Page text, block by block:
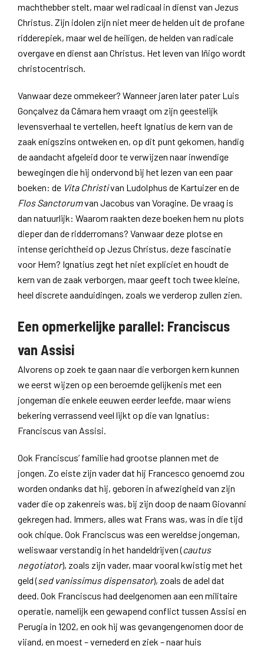
machthebber stelt, maar wel radicaal in dienst van Jezus
Christus. Zijn idolen zijn niet meer de helden uit de profane
ridderepiek, maar wel de heiligen, de helden van radicale
overgave en dienst aan Christus. Het leven van Iñigo wordt
christocentrisch.
Vanwaar deze ommekeer? Wanneer jaren later pater Luis
Gonçalvez da Câmara hem vraagt om zijn geestelijk
levensverhaal te vertellen, heeft Ignatius de kern van de
zaak enigszins ontweken en, op dit punt gekomen, handig
de aandacht afgeleid door te verwijzen naar inwendige
bewegingen die hij ondervond bij het lezen van een paar
boeken: de Vita Christivan Ludolphus de Kartuizer en de
Flos Sanctorumvan Jacobus van Voragine. De vraag is
dan natuurlijk: Waarom raakten deze boeken hem nu plots
dieper dan de ridderromans? Vanwaar deze plotse en
intense gerichtheid op Jezus Christus, deze fascinatie
voor Hem? Ignatius zegt het niet expliciet en houdt de
kern van de zaak verborgen, maar geeft toch twee kleine,
heel discrete aanduidingen, zoals we verderop zullen zien.
Een opmerkelijke parallel: Franciscus
van Assisi
Alvorens op zoek te gaan naar die verborgen kern kunnen
we eerst wijzen op een beroemde gelijkenis met een
jongeman die enkele eeuwen eerder leefde, maar wiens
bekering verrassend veel lijkt op die van Ignatius:
Franciscus van Assisi.
Ook Franciscus’ familie had grootse plannen met de
jongen. Zo eiste zijn vader dat hij Francesco genoemd zou
worden ondanks dat hij, geboren in afwezigheid van zijn
vader die op zakenreis was, bij zijn doop de naam Giovanni
gekregen had. Immers, alles wat Frans was, was in die tijd
ook chique. Ook Franciscus was een wereldse jongeman,
weliswaar verstandig in het handeldrijven (cautus
negotiator), zoals zijn vader, maar vooral kwistig met het
geld (sed vanissimus dispensator), zoals de adel dat
deed. Ook Franciscus had deelgenomen aan een militaire
operatie, namelijk een gewapend conflict tussen Assisi en
Perugia in 1202, en ook hij was gevangengenomen door de
vijand, en moest – vernederd en ziek – naar huis